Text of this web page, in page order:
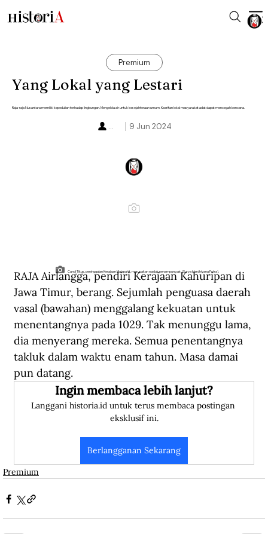
Premium
Yang Lokal yang Lestari
Raja-raja Nusantara memiliki kepedulian terhadap lingkungan. Mengelola air untuk kesejahteraan umum. Kearifan lokal masyarakat adat dapat mencegah bencana.
9 Jun 2024
...
Candi Tikus, peninggalan Kerajaan Majapahit, merupakan waduk penampung air. (Surya Hardhiyana Putra).
RAJA Airlangga, pendiri Kerajaan Kahuripan di
Jawa Timur, berang. Sejumlah penguasa daerah
vasal (bawahan) menggalang kekuatan untuk
menentangnya pada 1029. Tak menunggu lama,
dia menyerang mereka. Semua penentangnya
takluk dalam waktu enam tahun. Masa damai
pun datang.
Ingin membaca lebih lanjut?
Langgani historia.id untuk terus membaca postingan
eksklusif ini.
Berlangganan Sekarang
Premium